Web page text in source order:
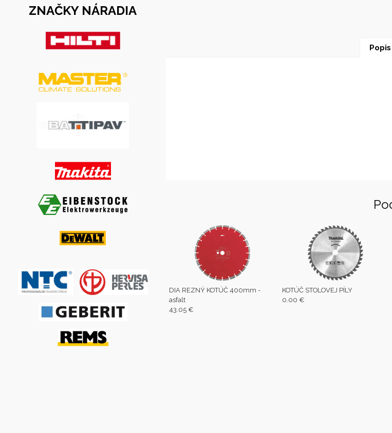
ZNAČKY NÁRADIA
Popis
DIA REZNÝ KOTÚČ 400mm -
asfalt
43.05 €
KOTÚČ STOLOVEJ PÍLY
0.00 €